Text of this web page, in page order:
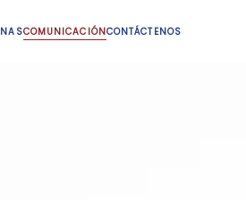
COMUNICACIÓNCONTÁCTENOS